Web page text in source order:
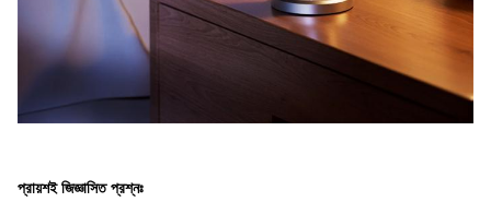
প্রায়শই জিজ্ঞাসিত প্রশ্নঃ